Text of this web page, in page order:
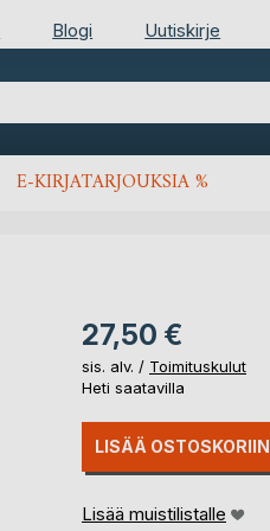
Blogi Uutiskirje
E-KIRJATARJOUKSIA %
27,50 €
sis. alv. / Toimituskulut
Heti saatavilla
LISÄÄ OSTOSKORIIN
Lisää muistilistalle